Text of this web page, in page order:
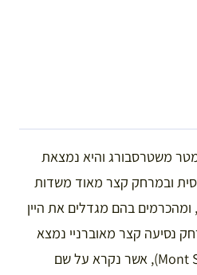
כ – 25 קילומטר משטרסבורג והיא נמצאת
ובמרחק קצר מאוד משדות
ומהכרמים בהם מגדלים את היין
נסיעה קצר מאוברניי נמצא
הר סנט אודיל (Mont Saint Odile), אשר נקרא על שם